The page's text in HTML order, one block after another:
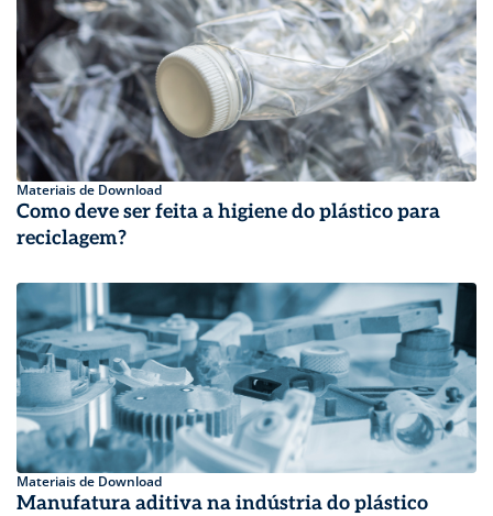
Materiais de Download
Como deve ser feita a higiene do plástico para
reciclagem?
Materiais de Download
Manufatura aditiva na indústria do plástico